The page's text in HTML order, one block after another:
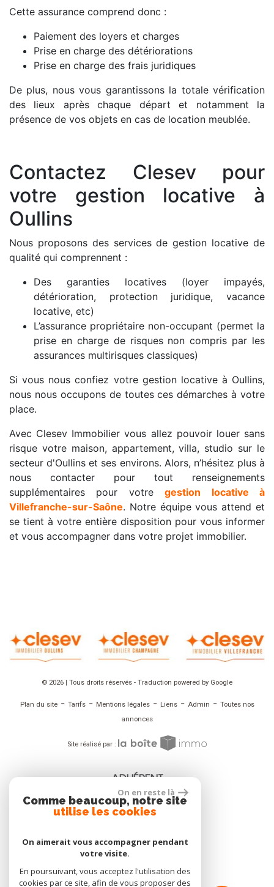
Cette assurance comprend donc :
Paiement des loyers et charges
Prise en charge des détériorations
Prise en charge des frais juridiques
De plus, nous vous garantissons la totale vérification
des lieux après chaque départ et notamment la
présence de vos objets en cas de location meublée.
Contactez Clesev pour
votre gestion locative à
Oullins
Nous proposons des services de gestion locative de
qualité qui comprennent :
Des garanties locatives (loyer impayés,
détérioration, protection juridique, vacance
locative, etc)
L’assurance propriétaire non-occupant (permet la
prise en charge de risques non compris par les
assurances multirisques classiques)
Si vous nous confiez votre gestion locative à Oullins,
nous nous occupons de toutes ces démarches à votre
place.
Avec Clesev Immobilier vous allez pouvoir louer sans
risque votre maison, appartement, villa, studio sur le
secteur d'Oullins et ses environs. Alors, n’hésitez plus à
nous contacter pour tout renseignements
supplémentaires pour votregestion locative à
Villefranche-sur-Saône. Notre équipe vous attend et
se tient à votre entière disposition pour vous informer
et vous accompagner dans votre projet immobilier.
© 2026 | Tous droits réservés - Traduction powered by Google
Plan du site- Tarifs- Mentions légales- Liens- Admin - Toutes nos
annonces
Site réalisé par :
NOUS SUIVRE
ADHÉRENT
On en reste là
Comme beaucoup, notre site
utilise les cookies
On aimerait vous accompagner pendant
votre visite.
En poursuivant, vous acceptez l'utilisation des
cookies par ce site, afin de vous proposer des